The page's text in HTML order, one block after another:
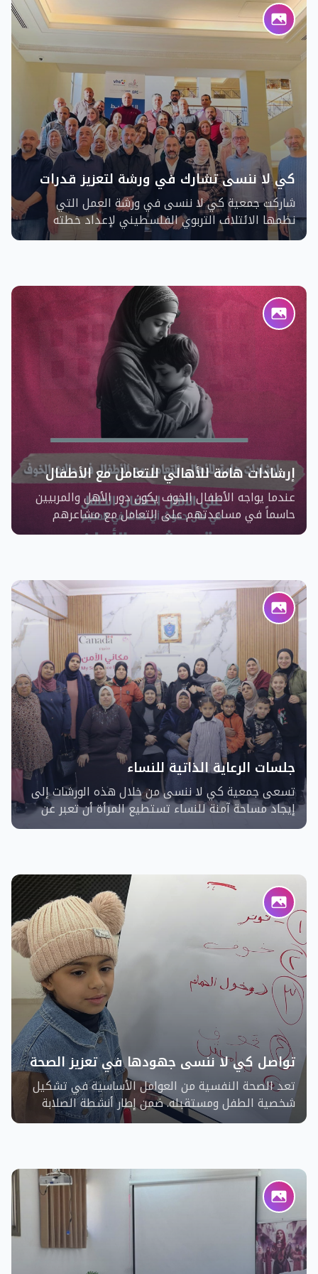
كل عام وأنتن رمزاً للحرية والامل والإبداع
كي لا ننسى تشارك في ورشة لتعزيز قدرات
المجتمع التربوي الفلسطيني
شاركت جمعية كي لا ننسى في ورشة العمل التي
نظمها الائتلاف التربوي الفلسطيني لإعداد خطته
الاستراتيجيه لمده ثلاثه سنوات ضمن خطة تعزيز قدرات
الاستراتيجي بمشاركة ممثلين عن المؤسسات التعليمية
و المجتمع_المدني. تهدف الورشة إلى وضع رؤية واضحة
وخطة استراتيجية محدثة لتعزيز التعليم في فلسطين،
مع التركيز على تحسين جودته وضمان حق التعليم
للجميع.
إرشادات هامة للأهالي للتعامل مع الأطفال
في حالات الخوف
عندما يواجه الأطفال الخوف يكون دور الأهل والمربيين
حاسماً في مساعدتهم على التعامل مع مشاعرهم
بطريقة صحيحة.. ولأن درهم وقاية خير من قنطار علاج
جلسات الرعاية الذاتية للنساء
تسعى جمعية كي لا ننسى من خلال هذه الورشات إلى
إيجاد مساحة آمنة للنساء تستطيع المرأة أن تعبر عن
ذاتها رغم ما تعانيه من ظروف صعبة. هذه الأنشطة
وتنفيذ جمعية كي لا ننسى.
تواصل كي لا ننسى جهودها في تعزيز الصحة
النفسية للأطفال
تعد الصحة النفسية من العوامل الأساسية في تشكيل
شخصية الطفل ومستقبله. ضمن إطار أنشطة الصلابة
النفسية للأطفال، تواصل جمعية "كي لا ننسى" جهودها
النفسية.